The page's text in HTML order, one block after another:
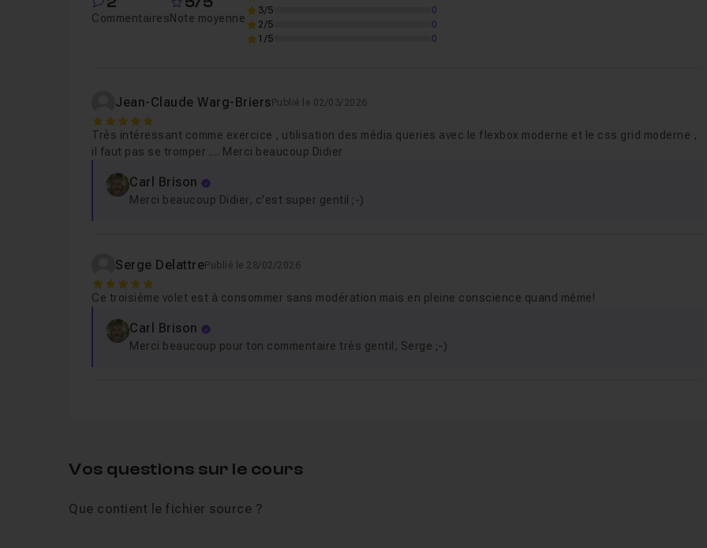
Leçon 6 Mise en place du aside
CommentairesNote moyenne
3/5
0
2/5
0
1/5
0
Jean-Claude Warg-Briers Publié le 02/03/2026
5
Très intéressant comme exercice , utilisation des média queries avec le flexbox moderne et le css grid moderne ,
il faut pas se tromper .... Merci beaucoup Didier
Carl Brison
Merci beaucoup Didier, c'est super gentil ;-)
Serge DelattrePublié le 28/02/2026
5
Ce troisième volet est à consommer sans modération mais en pleine conscience quand même!
Carl Brison
Merci beaucoup pour ton commentaire très gentil, Serge ;-)
Vos questions sur le cours
Que contient le fichier source ?